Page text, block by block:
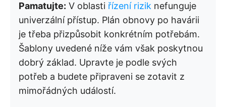
Pamatujte: V oblasti řízení rizik nefunguje
univerzální přístup. Plán obnovy po havárii
je třeba přizpůsobit konkrétním potřebám.
Šablony uvedené níže vám však poskytnou
dobrý základ. Upravte je podle svých
potřeb a budete připraveni se zotavit z
mimořádných událostí.